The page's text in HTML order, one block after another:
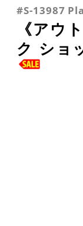
その他ブラ
#S-13987
《アウ
ク ショ